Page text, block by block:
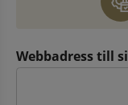
Webbadress till